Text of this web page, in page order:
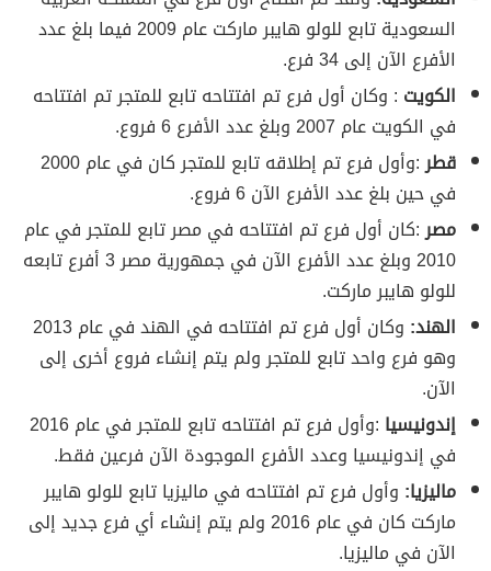
السعودية تابع للولو هايبر ماركت عام 2009 فيما بلغ عدد
الأفرع الآن إلى 34 فرع.
الكويت : وكان أول فرع تم افتتاحه تابع للمتجر تم افتتاحه
في الكويت عام 2007 وبلغ عدد الأفرع 6 فروع.
قطر
:وأول فرع تم إطلاقه تابع للمتجر كان في عام 2000
في حين بلغ عدد الأفرع الآن 6 فروع.
مصر:كان أول فرع تم افتتاحه في مصر تابع للمتجر في عام
2010 وبلغ عدد الأفرع الآن في جمهورية مصر 3 أفرع تابعه
للولو هايبر ماركت.
الهند:
وكان أول فرع تم افتتاحه في الهند في عام 2013
وهو فرع واحد تابع للمتجر ولم يتم إنشاء فروع أخرى إلى
الآن.
إندونيسيا
:وأول فرع تم افتتاحه تابع للمتجر في عام 2016
في إندونيسيا وعدد الأفرع الموجودة الآن فرعين فقط.
ماليزيا: وأول فرع تم افتتاحه في ماليزيا تابع للولو هايبر
ماركت كان في عام 2016 ولم يتم إنشاء أي فرع جديد إلى
الآن في ماليزيا.